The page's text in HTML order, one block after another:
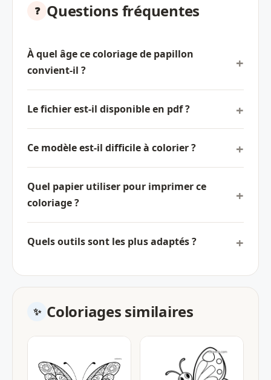
Questions fréquentes
À quel âge ce coloriage de papillon
convient-il ?
Le fichier est-il disponible en pdf ?
Ce modèle est-il difficile à colorier ?
Quel papier utiliser pour imprimer ce
coloriage ?
Quels outils sont les plus adaptés ?
Coloriages similaires